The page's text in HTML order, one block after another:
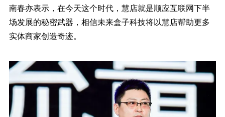
南春亦表示，在今天这个时代，慧店就是顺应互联网下半
场发展的秘密武器，相信未来盒子科技将以慧店帮助更多
实体商家创造奇迹。